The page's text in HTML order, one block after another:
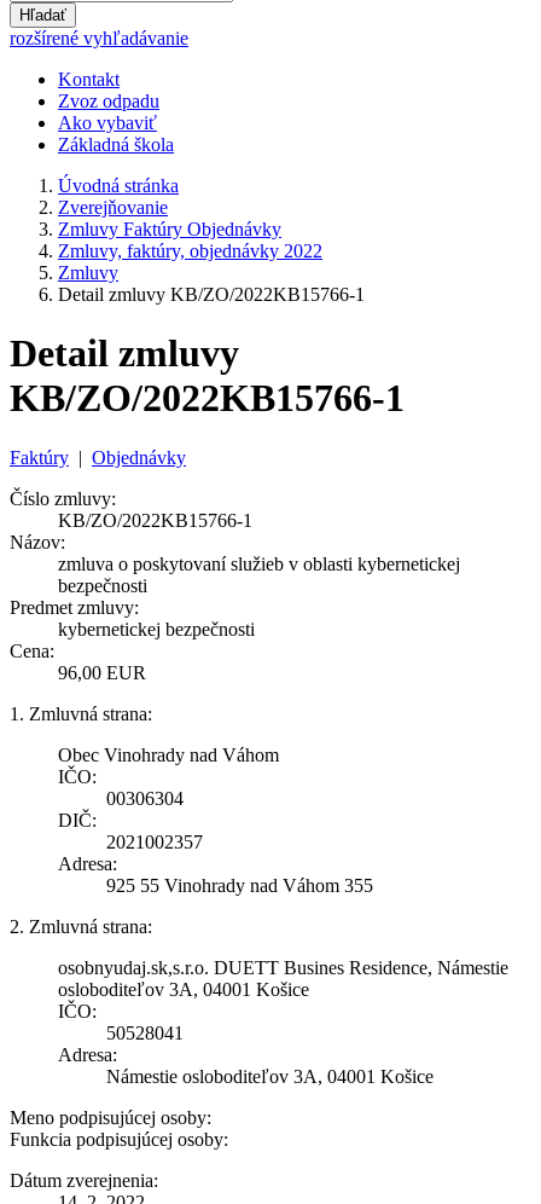
Hľadať
rozšírené vyhľadávanie
Kontakt
Zvoz odpadu
Ako vybaviť
Základná škola
Úvodná stránka
Zverejňovanie
Zmluvy Faktúry Objednávky
Zmluvy, faktúry, objednávky 2022
Zmluvy
Detail zmluvy KB/ZO/2022KB15766-1
Detail zmluvy
KB/ZO/2022KB15766-1
Faktúry | Objednávky
Číslo zmluvy:
KB/ZO/2022KB15766-1
Názov:
zmluva o poskytovaní služieb v oblasti kybernetickej
bezpečnosti
Predmet zmluvy:
kybernetickej bezpečnosti
Cena:
96,00 EUR
1. Zmluvná strana:
Obec Vinohrady nad Váhom
IČO:
00306304
DIČ:
2021002357
Adresa:
925 55 Vinohrady nad Váhom 355
2. Zmluvná strana:
osobnyudaj.sk,s.r.o. DUETT Busines Residence, Námestie
osloboditeľov 3A, 04001 Košice
IČO:
50528041
Adresa:
Námestie osloboditeľov 3A, 04001 Košice
Meno podpisujúcej osoby:
Funkcia podpisujúcej osoby:
Dátum zverejnenia: